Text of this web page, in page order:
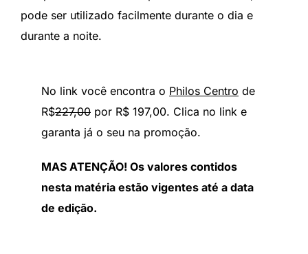
pode ser utilizado facilmente durante o dia e
durante a noite.
No link você encontra o Philos Centro de
R$227,00 por R$ 197,00. Clica no link e
garanta já o seu na promoção.
MAS ATENÇÃO! Os valores contidos
nesta matéria estão vigentes até a data
de edição.